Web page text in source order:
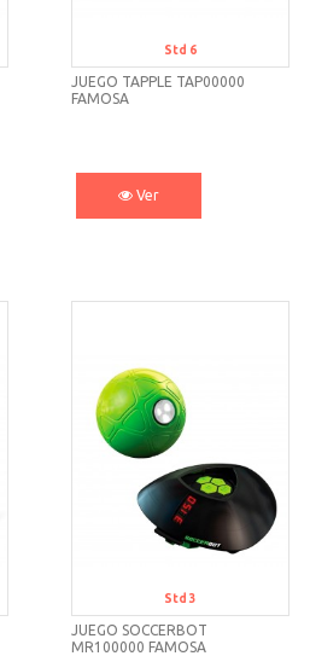
Std 6
JUEGO TAPPLE TAP00000
FAMOSA
Ver
Std 3
JUEGO SOCCERBOT
MR100000 FAMOSA